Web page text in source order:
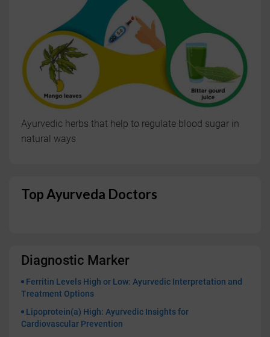
Ayurvedic herbs that help to regulate blood sugar in
natural ways
Top Ayurveda Doctors
Diagnostic Marker
Ferritin Levels High or Low: Ayurvedic Interpretation and
Treatment Options
Lipoprotein(a) High: Ayurvedic Insights for
Cardiovascular Prevention